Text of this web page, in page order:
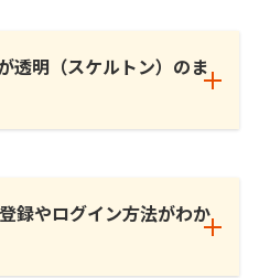
透明（スケルトン）のま
録やログイン方法がわか